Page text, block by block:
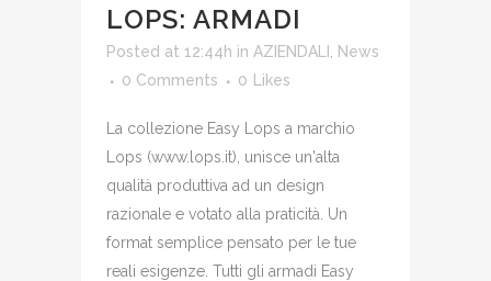
LOPS: ARMADI
Posted at 12:44h in AZIENDALI
News
0 Comments
0 Likes
La collezione Easy Lops a marchio
Lops (www.lops.it), unisce un'alta
qualità produttiva ad un design
razionale e votato alla praticità. Un
format semplice pensato per le tue
reali esigenze. Tutti gli armadi Easy